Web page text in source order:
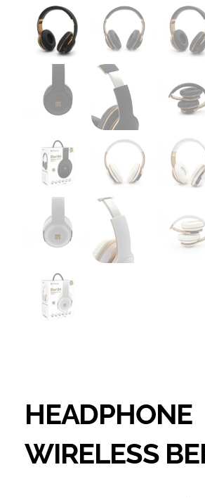
HEADPHONE
WIRELESS